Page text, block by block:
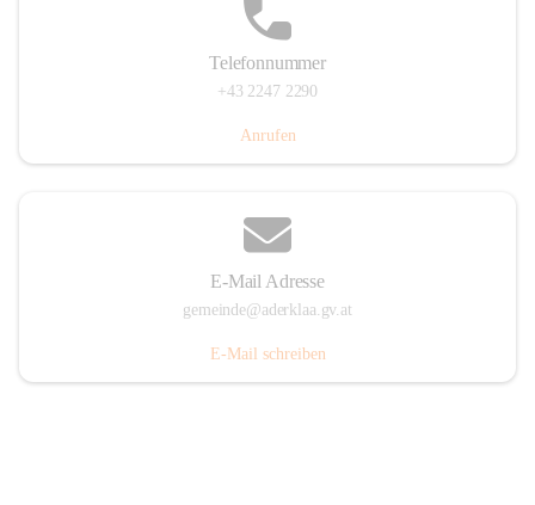
Telefonnummer
+43 2247 2290
Anrufen
E-Mail Adresse
gemeinde@aderklaa.gv.at
E-Mail schreiben